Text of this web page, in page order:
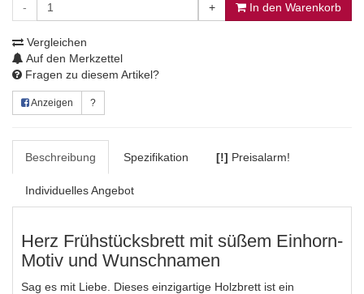
- + In den Warenkorb
Vergleichen
Auf den Merkzettel
Fragen zu diesem Artikel?
Anzeigen ?
Beschreibung Spezifikation [!] Preisalarm!
Individuelles Angebot
Herz Frühstücksbrett mit süßem Einhorn-
Motiv und Wunschnamen
Sag es mit Liebe. Dieses einzigartige Holzbrett ist ein